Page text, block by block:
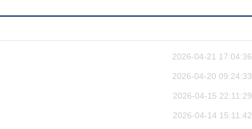
2026-04-21 17:04:36
2026-04-20 09:24:33
2026-04-15 22:11:29
2026-04-14 15:11:42